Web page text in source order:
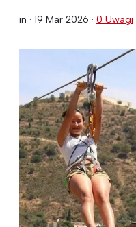
in · 19 Mar 2026 · 0 Uwagi